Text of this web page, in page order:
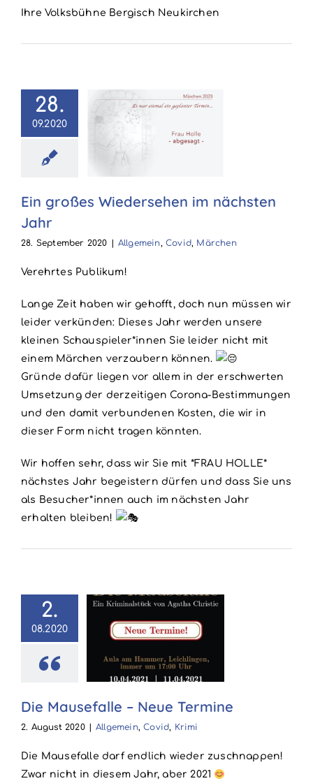
Ihre Volksbühne Bergisch Neukirchen
28.
09.2020
großes
Jahr
Ein großes Wiedersehen im nächsten
Jahr
28. September 2020 Allgemein,Covid, Märchen
Verehrtes Publikum!
Lange Zeit haben wir gehofft, doch nun müssen wir
leider verkünden: Dieses Jahr werden unsere
kleinen Schauspieler*innen Sie leider nicht mit
einem Märchen verzaubern können.
Gründe dafür liegen vor allem in der erschwerten
Umsetzung der derzeitigen Corona-Bestimmungen
und den damit verbundenen Kosten, die wir in
dieser Form nicht tragen könnten.
Wir hoffen sehr, dass wir Sie mit *FRAU HOLLE*
nächstes Jahr begeistern dürfen und dass Sie uns
als Besucher*innen auch im nächsten Jahr
erhalten bleiben!
2.
08.2020
–
Termine
Die Mausefalle – Neue Termine
2. August 2020 Allgemein,Covid, Krimi
Die Mausefalle darf endlich wieder zuschnappen!
Zwar nicht in diesem Jahr, aber 2021